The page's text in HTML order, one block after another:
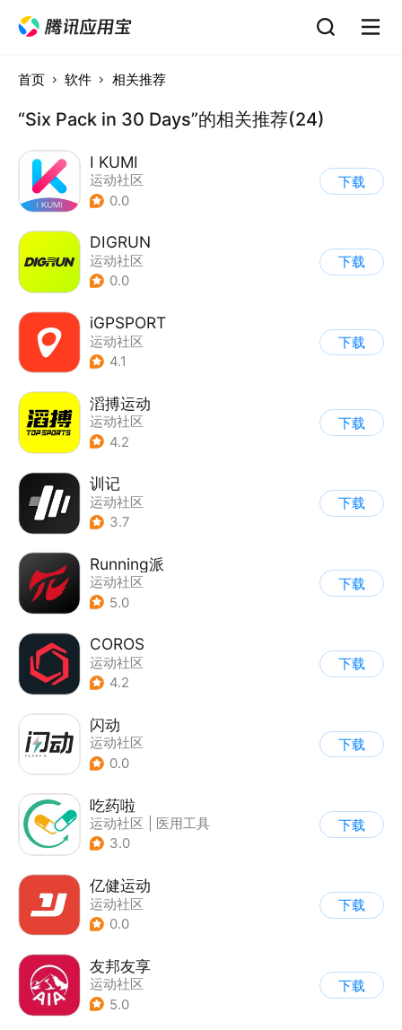
首页 软件 相关推荐
“Six Pack in 30 Days”的相关推荐(24)
I KUMI
运动社区
0.0
下载
DIGRUN
运动社区
0.0
下载
iGPSPORT
运动社区
4.1
下载
滔搏运动
运动社区
4.2
下载
训记
运动社区
3.7
下载
Running派
运动社区
5.0
下载
COROS
运动社区
4.2
下载
闪动
运动社区
0.0
下载
吃药啦
运动社区
医用工具
3.0
下载
亿健运动
运动社区
0.0
下载
友邦友享
运动社区
5.0
下载